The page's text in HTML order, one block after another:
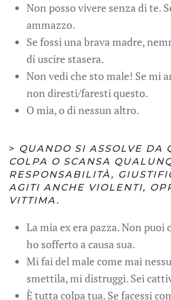
Non posso vivere senza di te.
ammazzo.
Se fossi una brava madre,
di uscire stasera.
Non vedi che sto male! Se mi
non diresti/faresti questo.
O mia, o di nessun altro.
> QUANDO SI ASSOLVE DA
COLPA O SCANSA
RESPONSABILITÀ,
AGITI ANCHE VIOLENTI,
VITTIMA.
La mia ex era pazza. Non puoi
ho sofferto a causa sua.
Mi fai del male come mai
smettila, mi distruggi. Sei
È tutta colpa tua. Se facessi